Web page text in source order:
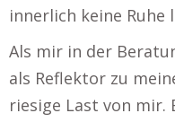
innerlich keine Ruhe
Als mir in der
als Reflektor zu
riesige Last von